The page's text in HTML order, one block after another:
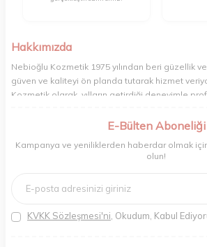
Hakkımızda
Nebioğlu Kozmetik 1975 yılından beri güzellik
güven ve kaliteyi ön planda tutarak hizmet
Kozmetik olarak, yılların getirdiği deneyimle
odaklanıyoruz. Doğal içerikleri bilimsel
ihtiyaçlarını dinleyerek her zaman en iyisini
bağlılığımızla güzellik yolculuğunuzda
E-Bülten Aboneliği
Kampanya ve yeniliklerden haberdar olmak
olun!
KVKK Sözleşmesi'ni , Okudum, Kabul